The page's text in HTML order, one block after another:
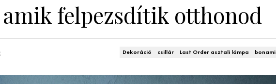
felpezsdítik otthonod
Dekoráció csillár Last Order asztali lámpa bonami